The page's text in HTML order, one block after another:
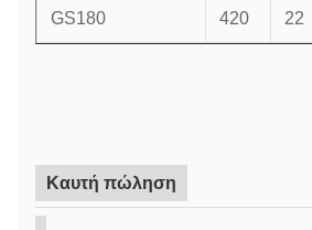
GS180 420 22
Καυτή πώληση